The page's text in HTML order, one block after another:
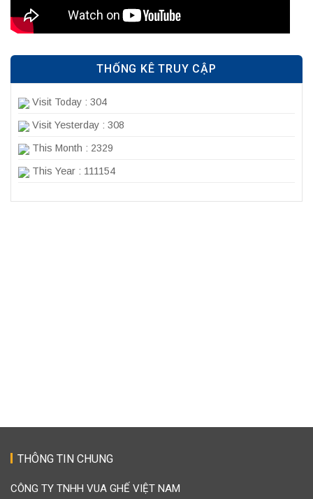
THỐNG KÊ TRUY CẬP
Visit Today : 304
Visit Yesterday : 308
This Month : 2329
This Year : 111154
THÔNG TIN CHUNG
CÔNG TY TNHH VUA GHẾ VIỆT NAM